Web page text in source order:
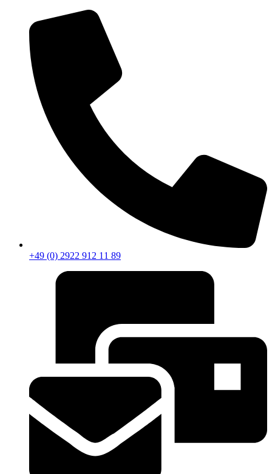
+49 (0) 2922 912 11 89